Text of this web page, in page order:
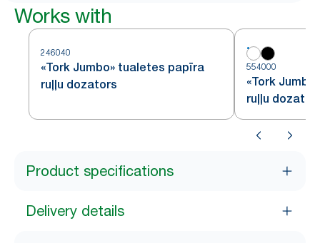
Works with
246040
«Tork Jumbo» tualetes papīra
ruļļu dozators
554000
«Tork
ruļļu
Product specifications
Delivery details